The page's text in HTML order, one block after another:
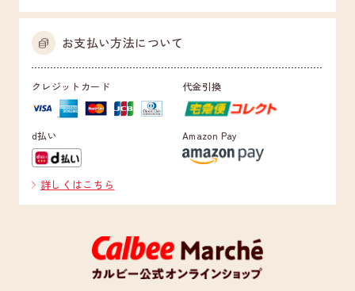
お支払い方法について
クレジットカード 代金引換
d払い Amazon Pay
詳しくはこちら